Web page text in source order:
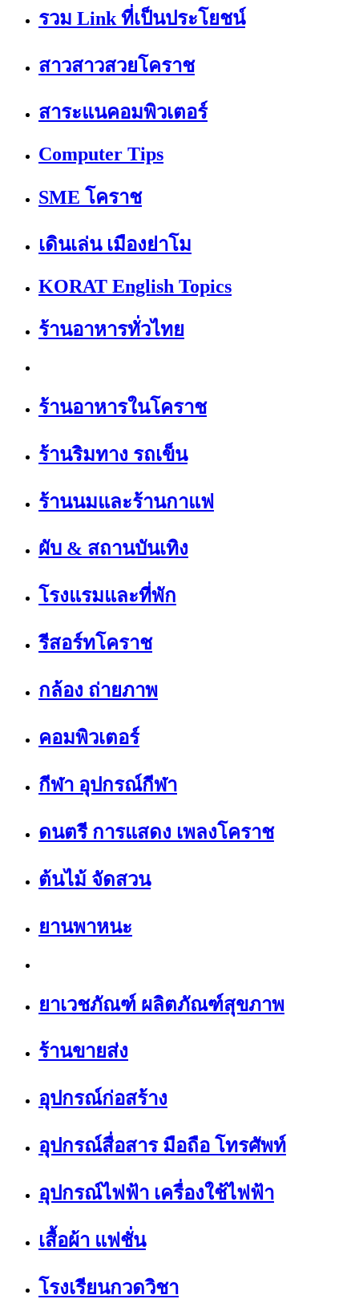
รวม Link ที่เป็นประโยชน์
สาวสาวสวยโคราช
สาระแนคอมพิวเตอร์
Computer Tips
SME โคราช
เดินเล่น เมืองย่าโม
KORAT English Topics
ร้านอาหารทั่วไทย
ร้านอาหารในโคราช
ร้านริมทาง รถเข็น
ร้านนมและร้านกาแฟ
ผับ & สถานบันเทิง
โรงแรมและที่พัก
รีสอร์ทโคราช
กล้อง ถ่ายภาพ
คอมพิวเตอร์
กีฬา อุปกรณ์กีฬา
ดนตรี การแสดง เพลงโคราช
ต้นไม้ จัดสวน
ยานพาหนะ
ยาเวชภัณฑ์ ผลิตภัณฑ์สุขภาพ
ร้านขายส่ง
อุปกรณ์ก่อสร้าง
อุปกรณ์สื่อสาร มือถือ โทรศัพท์
อุปกรณ์ไฟฟ้า เครื่องใช้ไฟฟ้า
เสื้อผ้า แฟชั่น
โรงเรียนกวดวิชา